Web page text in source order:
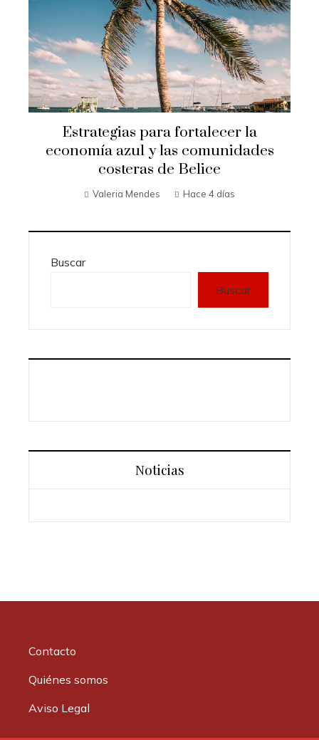
Estrategias para fortalecer la
economía azul y las comunidades
costeras de Belice
Valeria Mendes Hace 4 días
Buscar
Buscar
Noticias
Contacto
Quiénes somos
Aviso Legal